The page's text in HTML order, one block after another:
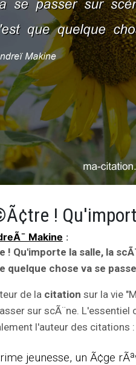
Makine :
! Qu'importe la salle, la
quelque chose va se
de la citation sur la vie
sur scÃ¨ne. L'essentiel
l'auteur des citations :
jeunesse, un Ã¢ge